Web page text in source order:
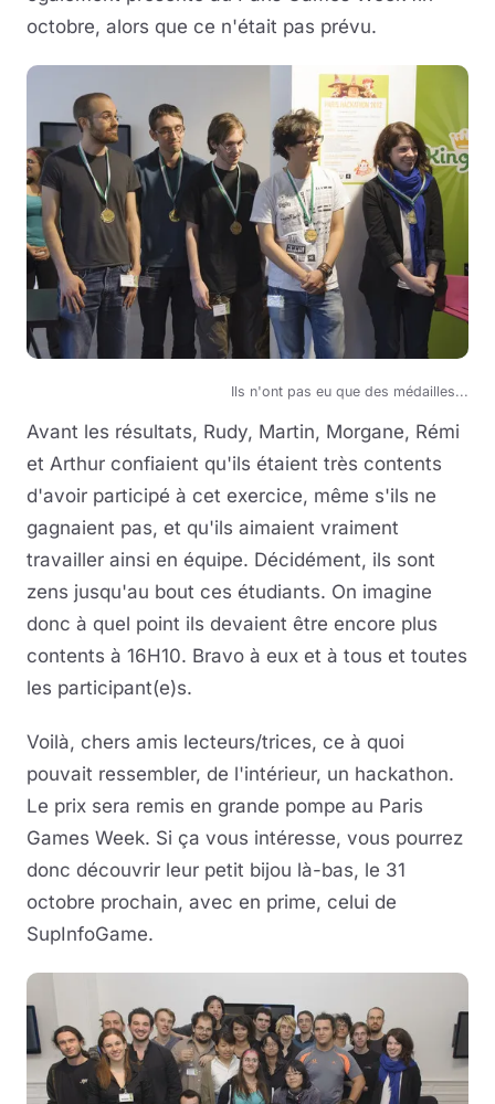
octobre, alors que ce n'était pas prévu.
Ils n'ont pas eu que des médailles...
Avant les résultats, Rudy, Martin, Morgane, Rémi
et Arthur confiaient qu'ils étaient très contents
d'avoir participé à cet exercice, même s'ils ne
gagnaient pas, et qu'ils aimaient vraiment
travailler ainsi en équipe. Décidément, ils sont
zens jusqu'au bout ces étudiants. On imagine
donc à quel point ils devaient être encore plus
contents à 16H10. Bravo à eux et à tous et toutes
les participant(e)s.
Voilà, chers amis lecteurs/trices, ce à quoi
pouvait ressembler, de l'intérieur, un hackathon.
Le prix sera remis en grande pompe au Paris
Games Week. Si ça vous intéresse, vous pourrez
donc découvrir leur petit bijou là-bas, le 31
octobre prochain, avec en prime, celui de
SupInfoGame.